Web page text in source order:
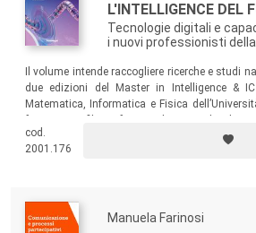
L'INTELLIGENCE DEL
Tecnologie digitali e
i nuovi professionisti
Il volume intende raccogliere ricerche e studi
due edizioni del Master in Intelligence &
Matematica, Informatica e Fisica
sicurezza a 360 gradi. Il libro presenta alcuni
di questo percorso disciplinare unico nel suo
cod.
2001.176
Manuela Farinosi